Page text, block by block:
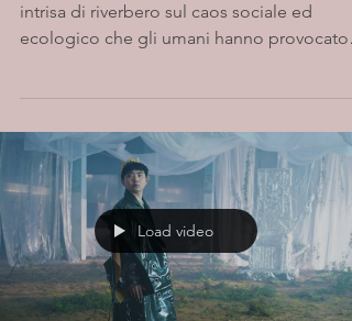
intrisa di riverbero sul caos sociale ed
ecologico che gli umani hanno provocato
Load video